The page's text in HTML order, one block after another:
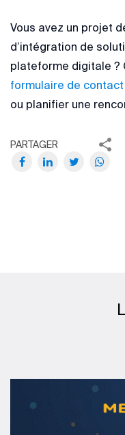
Vous avez un projet
d’intégration de
plateforme digitale ?
formulaire de contact
ou planifier une
PARTAGER